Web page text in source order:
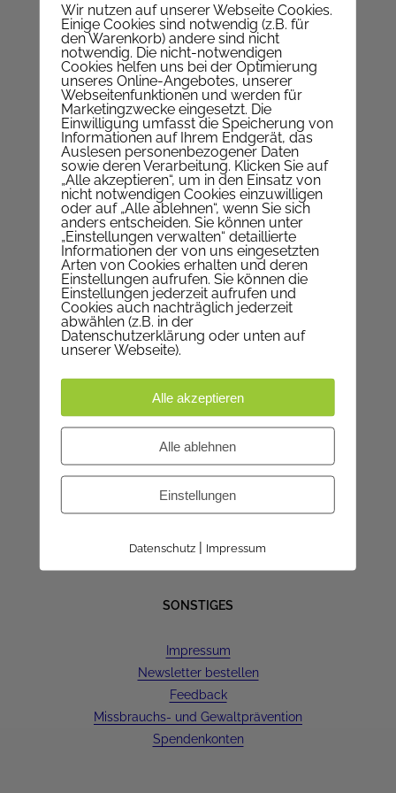
Nepomukgasse 1, 1020 Wien
Telefon+43 1 214 64 94
E-MailPfarrkanzlei
Webwww.pfarre-nepomuk.at
Auf KARTE anzeigen
WIR SIND FÜR SIE DA
Montag | geschlossen
Dienstag | 9-12 Uhr
Mittwoch | 9-12 Uhr
Donnerstag | 17-19 Uhr
Freitag | 9-12 Uhr
Kanzleistunden in den
Sommerferien:
Dienstag | 9-12 Uhr
8.8.-23.8. ist geschlossen
SONSTIGES
Impressum
Newsletter bestellen
Feedback
Missbrauchs- und Gewaltprävention
Spendenkonten
Wir nutzen auf unserer Webseite Cookies.
Einige Cookies sind notwendig (z.B. für
den Warenkorb) andere sind nicht
notwendig. Die nicht-notwendigen
Cookies helfen uns bei der Optimierung
unseres Online-Angebotes, unserer
Webseitenfunktionen und werden für
Marketingzwecke eingesetzt. Die
Einwilligung umfasst die Speicherung von
Informationen auf Ihrem Endgerät, das
Auslesen personenbezogener Daten
sowie deren Verarbeitung. Klicken Sie auf
„Alle akzeptieren“, um in den Einsatz von
nicht notwendigen Cookies einzuwilligen
oder auf „Alle ablehnen“, wenn Sie sich
anders entscheiden. Sie können unter
„Einstellungen verwalten“ detaillierte
Informationen der von uns eingesetzten
Arten von Cookies erhalten und deren
Einstellungen aufrufen. Sie können die
Einstellungen jederzeit aufrufen und
Cookies auch nachträglich jederzeit
abwählen (z.B. in der
Datenschutzerklärung oder unten auf
unserer Webseite).
Alle akzeptieren
Alle ablehnen
Einstellungen
Datenschutz | Impressum